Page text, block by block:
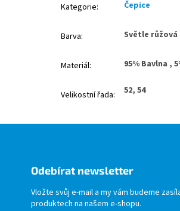
Kategorie: Čepice
Barva: Světle růžová
Materiál: 95% Bavlna ,
Velikostní řada: 52, 54
Odebírat newsletter
Vložte svůj e-mail a my vám budeme
produktech na našem e-shopu.